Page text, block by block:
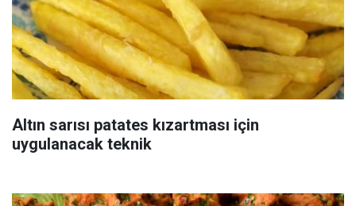
Altın sarısı patates kızartması için
uygulanacak teknik